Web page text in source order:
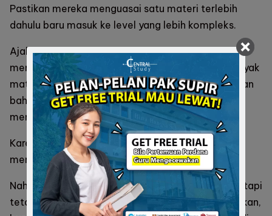
Pastikan mereka menguasai satu materi terlebih
dahulu baru masuk ke level yang lebih kompleks.
Ajak juga mereka belajar dengan cara yang
menyenangkan. Jangan sampai karena terlalu banyak
materi yang dipelajari, anak-anak jadi beranggapan
bahwa belajar adalah kegiatan yang tidak
menyenangkan.
Karena kalau sudah begitu, mereka akan terus
mengingat itu hingga mereka dewasa.
Nah, untuk mendapatkan pengajaran yang asik, tetapi
tetap membuat si kecil paham materi yang diajarkan,